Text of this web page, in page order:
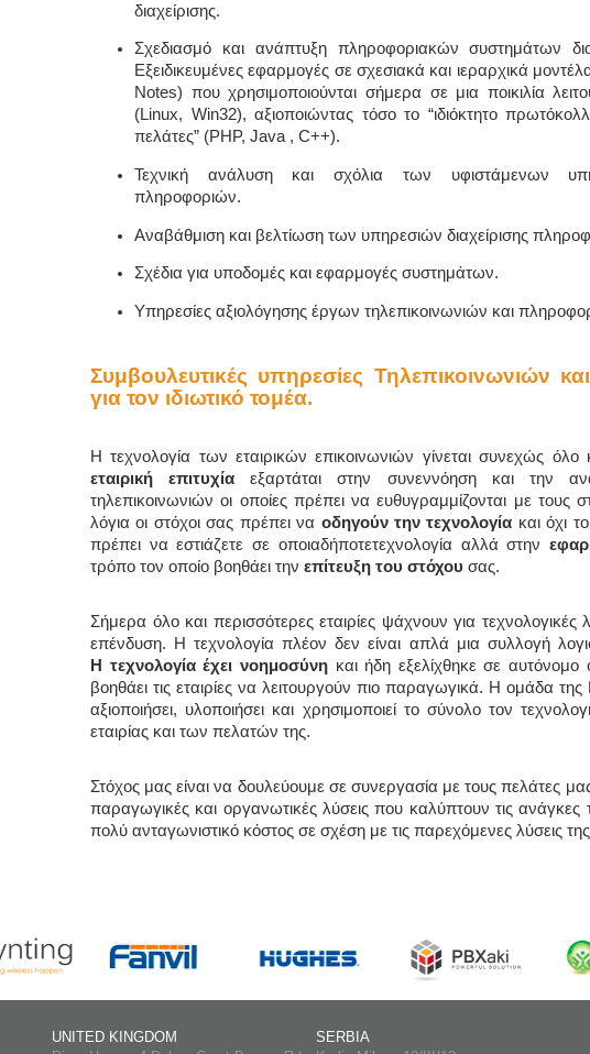
διαχείρισης.
Σχεδιασμό και ανάπτυξη πληροφοριακών συστημάτων
Εξειδικευμένες εφαρμογές σε σχεσιακά και ιεραρχικά
Notes) που χρησιμοποιούνται σήμερα σε μια ποικιλία
(Linux, Win32), αξιοποιώντας τόσο το “ιδιόκτητο
πελάτες” (PHP, Java , C++).
Τεχνική ανάλυση και σχόλια των υφιστάμενων
πληροφοριών.
Αναβάθμιση και βελτίωση των υπηρεσιών διαχείρισης
Σχέδια για υποδομές και εφαρμογές συστημάτων.
Υπηρεσίες αξιολόγησης έργων τηλεπικοινωνιών και
Συμβουλευτικές υπηρεσίες Τηλεπικοινωνιών
για τον ιδιωτικό τομέα.
Η τεχνολογία των εταιρικών επικοινωνιών γίνεται συνεχώς
εταιρική επιτυχία εξαρτάται στην συνεννόηση και την
τηλεπικοινωνιών οι οποίες πρέπει να ευθυγραμμίζονται με
λόγια οι στόχοι σας πρέπει να οδηγούν την τεχνολογία και όχι
πρέπει να εστιάζετε σε οποιαδήποτετεχνολογία αλλά στην
τρόπο τον οποίο βοηθάει την επίτευξη του στόχου σας.
Σήμερα όλο και περισσότερες εταιρίες ψάχνουν για τεχνολογικές
επένδυση. Η τεχνολογία πλέον δεν είναι απλά μια συλλογή
Η τεχνολογία έχει νοημοσύνηκαι ήδη εξελίχθηκε σε αυτόνομο
βοηθάει τις εταιρίες να λειτουργούν πιο παραγωγικά. Η ομάδα
αξιοποιήσει, υλοποιήσει και χρησιμοποιεί το σύνολο τον
εταιρίας και των πελατών της.
Στόχος μας είναι να δουλεύουμε σε συνεργασία με τους πελάτες
παραγωγικές και οργανωτικές λύσεις που καλύπτουν τις
πολύ ανταγωνιστικό κόστος σε σχέση με τις παρεχόμενες λύσεις
UNITED KINGDOM
SERBIA